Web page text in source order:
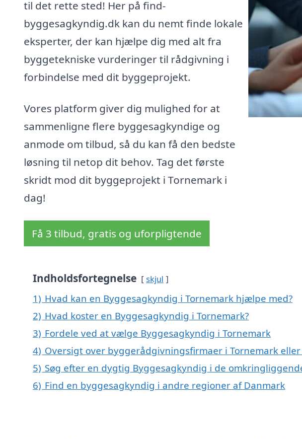
til det rette sted! Her på find-
byggesagkyndig.dk kan du nemt finde lokale
eksperter, der kan hjælpe dig med alt fra
byggetekniske vurderinger til rådgivning i
forbindelse med dit byggeprojekt.
Vores platform giver dig mulighed for at
sammenligne flere byggesagkyndige og
anmode om tilbud, så du kan få den bedste
løsning til netop dit behov. Tag det første
skridt mod dit byggeprojekt i Tornemark i
dag!
Få 3 tilbud, gratis og uforpligtende
Indholdsfortegnelse skjul
1) Hvad kan en Byggesagkyndig i Tornemark hjælpe med?
2) Hvad koster en Byggesagkyndig i Tornemark?
3) Fordele ved at vælge Byggesagkyndig i Tornemark
4) Oversigt over byggerådgivningsfirmaer i Tornemark
5) Søg efter en dygtig Byggesagkyndig i de
6) Find en byggesagkyndig i andre regioner af Danmark